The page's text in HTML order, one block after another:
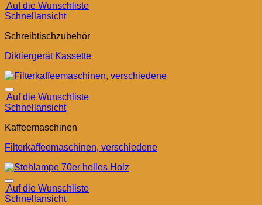
Auf die Wunschliste
Schnellansicht
Schreibtischzubehör
Diktiergerät Kassette
Auf die Wunschliste
Schnellansicht
Kaffeemaschinen
Filterkaffeemaschinen, verschiedene
Auf die Wunschliste
Schnellansicht